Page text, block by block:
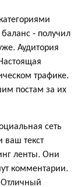
- получил
Аудитория
трафике.
постам за их
сеть
ваш текст
ленты. Они
комментарии.